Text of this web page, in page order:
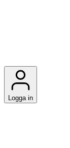
Logga in